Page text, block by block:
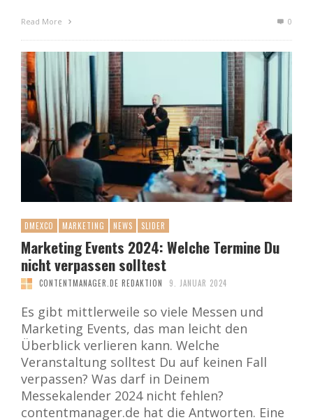
Read More 0
DMEXCO MARKETING NEWS SLIDER
Marketing Events 2024: Welche Termine Du
nicht verpassen solltest
CONTENTMANAGER.DE REDAKTION 9. JANUAR 2024
Es gibt mittlerweile so viele Messen und
Marketing Events, das man leicht den
Überblick verlieren kann. Welche
Veranstaltung solltest Du auf keinen Fall
verpassen? Was darf in Deinem
Messekalender 2024 nicht fehlen?
contentmanager.de hat die Antworten. Eine